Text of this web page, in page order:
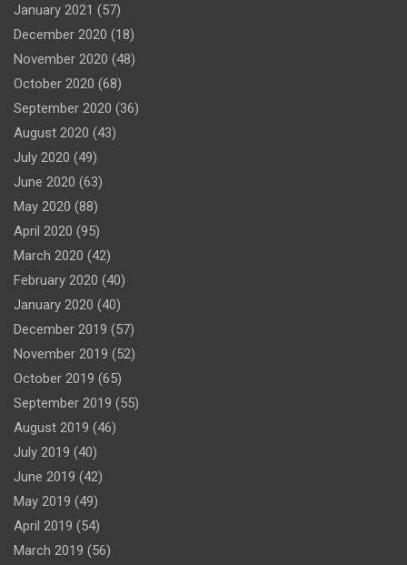
January 2021 (57)
December 2020 (18)
November 2020 (48)
October 2020 (68)
September 2020 (36)
August 2020 (43)
July 2020 (49)
June 2020 (63)
May 2020 (88)
April 2020 (95)
March 2020 (42)
February 2020 (40)
January 2020 (40)
December 2019 (57)
November 2019 (52)
October 2019 (65)
September 2019 (55)
August 2019 (46)
July 2019 (40)
June 2019 (42)
May 2019 (49)
April 2019 (54)
March 2019 (56)